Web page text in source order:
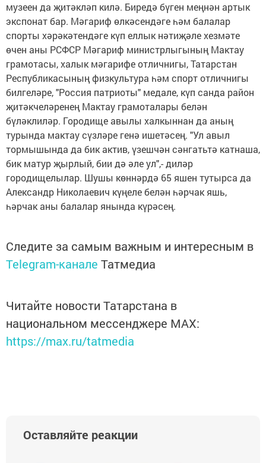
музеен да җитәкләп килә. Биредә бүген меңнән артык
экспонат бар. Мәгариф өлкәсендәге һәм балалар
спорты хәрәкәтендәге күп еллык нәтиҗәле хезмәте
өчен аны РСФСР Мәгариф министрлыгының Мактау
грамотасы, халык мәгарифе отличнигы, Татарстан
Республикасының физкультура һәм спорт отличнигы
билгеләре, "Россия патриоты" медале, күп санда район
җитәкчеләренең Мактау грамоталары белән
бүләклиләр. Городище авылы халкыннан да аның
турында мактау сүзләре генә ишетәсең. "Ул авыл
тормышында да бик актив, үзешчән сәнгатьтә катнаша,
бик матур җырлый, бии дә әле ул",- диләр
городищелылар. Шушы көннәрдә 65 яшен тутырса да
Александр Николаевич күңеле белән һәрчак яшь,
һәрчак аны балалар янында күрәсең.
Следите за самым важным и интересным в
Telegram-канале Татмедиа
Читайте новости Татарстана в
национальном мессенджере MАХ:
https://max.ru/tatmedia
Оставляйте реакции